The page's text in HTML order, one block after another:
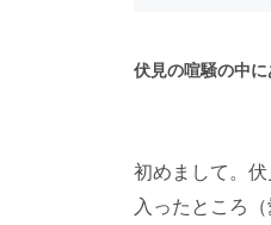
伏見の喧騒の中
初めまして。
入ったところ